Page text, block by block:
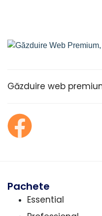
Găzduire web
Pachete
Essential